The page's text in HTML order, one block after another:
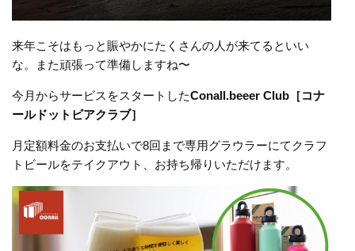
来年こそはもっと賑やかにたくさんの人が来てるといい
な。また頑張って準備しますね〜
今月からサービスをスタートしたConall.beeer Club［コナ
ールドットビアクラブ］
月定額料金のお支払いで8回まで専用グラウラーにてクラフ
トビールをテイクアウト、お持ち帰りいただけます。